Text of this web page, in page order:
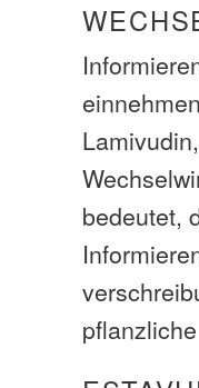
bedeutet,